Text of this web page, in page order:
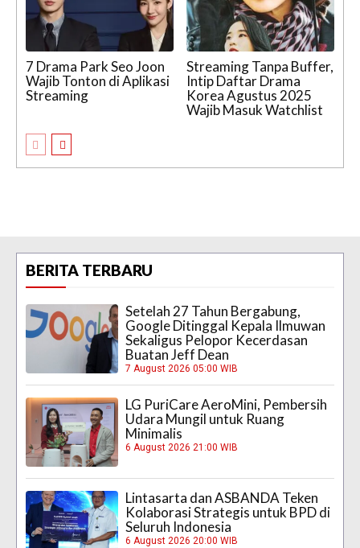
7 Drama Park Seo Joon
Wajib Tonton di Aplikasi
Streaming
Streaming Tanpa Buffer,
Intip Daftar Drama
Korea Agustus 2025
Wajib Masuk Watchlist
BERITA TERBARU
Setelah 27 Tahun Bergabung,
Google Ditinggal Kepala Ilmuwan
Sekaligus Pelopor Kecerdasan
Buatan Jeff Dean
7 August 2026 05:00 WIB
LG PuriCare AeroMini, Pembersih
Udara Mungil untuk Ruang
Minimalis
6 August 2026 21:00 WIB
Lintasarta dan ASBANDA Teken
Kolaborasi Strategis untuk BPD di
Seluruh Indonesia
6 August 2026 20:00 WIB